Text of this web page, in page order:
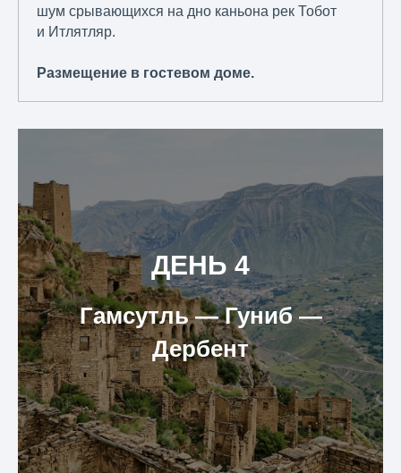
шум срывающихся на дно каньона рек Тобот
и Итлятляр.
Размещение в гостевом доме.
ДЕНЬ 4
Гамсутль ― Гуниб ―
Дербент